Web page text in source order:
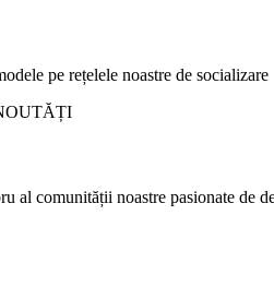
pe rețelele noastre de socializare
al comunității noastre pasionate de